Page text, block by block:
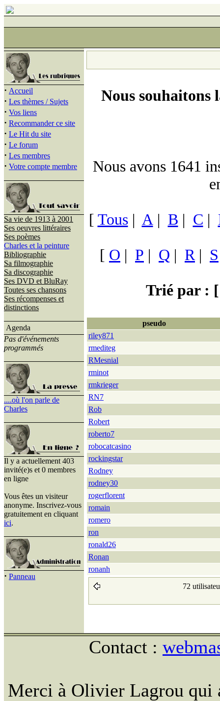
· Accueil
· Les thèmes / Sujets
· Vos liens
· Recommander ce site
· Le Hit du site
· Le forum
· Les membres
· Votre compte membre
Sa vie de 1913 à 2001
Ses oeuvres littéraires
Ses poèmes
Charles et la peinture
Bibliographie
Sa filmographie
Sa discographie
Ses DVD et BluRay
Toutes ses chansons
Ses récompenses et
distinctions
Agenda
Pas d'événements
programmés
....où l'on parle de
Charles
Il y a actuellement 403
invité(e)s et 0 membres
en ligne
Vous êtes un visiteur
anonyme. Inscrivez-vous
gratuitement en cliquant
ici.
· Panneau
Nous souhaitons
Nous avons 1641
[ Tous| A| B | C |
[ O | P | Q | R| S
Trié par : [
pseudo
riley871
rmediteg
RMesnial
rminot
rmkrieger
RN7
Rob
Robert
roberto7
robocatcasino
rockingstar
Rodney
rodney30
rogerflorent
romain
romero
ron
ronald26
Ronan
ronanh
72
Contact :
Merci à Olivier Lagrou qui